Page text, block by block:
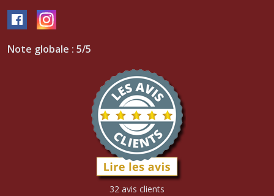
Note globale : 5/5
32 avis clients